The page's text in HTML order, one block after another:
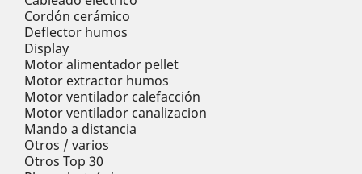
Cordón cerámico
Deflector humos
Display
Motor alimentador pellet
Motor extractor humos
Motor ventilador calefacción
Motor ventilador canalizacion
Mando a distancia
Otros / varios
Otros Top 30